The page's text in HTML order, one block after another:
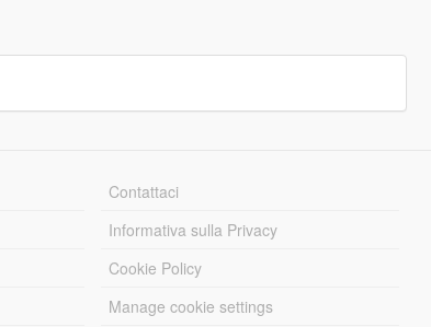
Contattaci
Informativa sulla Privacy
Cookie Policy
Manage cookie settings